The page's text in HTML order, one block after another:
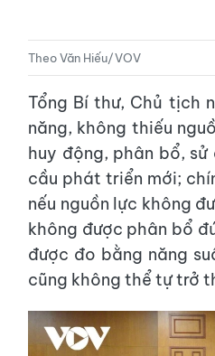
Theo Văn Hiếu/VOV
Tổng Bí thư, Chủ tịch
năng, không thiếu
huy động, phân bổ,
cầu phát triển mới;
nếu nguồn lực không
không được phân bổ
được đo bằng năng
cũng không thể tự trở